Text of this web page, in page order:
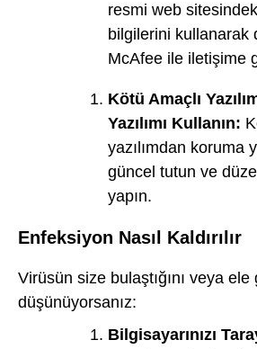
resmi web
bilgilerini kullanarak
McAfee ile iletişime
Kötü Amaçlı
Yazılımı Kullanın:
yazılımdan koruma
güncel tutun ve
yapın.
Enfeksiyon Nasıl Kaldırılır
Virüsün size bulaştığını veya
düşünüyorsanız:
Bilgisayarınızı